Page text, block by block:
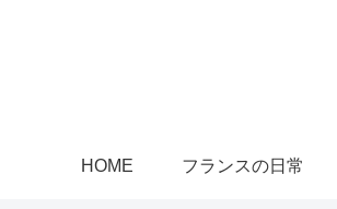
HOME フランスの日常